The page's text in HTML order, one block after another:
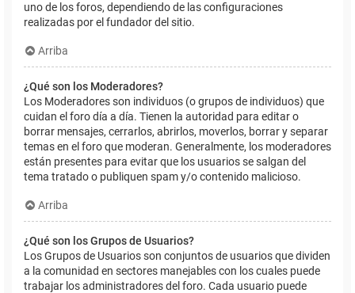
uno de los foros, dependiendo de las configuraciones
realizadas por el fundador del sitio.
Arriba
¿Qué son los Moderadores?
Los Moderadores son individuos (o grupos de individuos) que
cuidan el foro día a día. Tienen la autoridad para editar o
borrar mensajes, cerrarlos, abrirlos, moverlos, borrar y separar
temas en el foro que moderan. Generalmente, los moderadores
están presentes para evitar que los usuarios se salgan del
tema tratado o publiquen spam y/o contenido malicioso.
Arriba
¿Qué son los Grupos de Usuarios?
Los Grupos de Usuarios son conjuntos de usuarios que dividen
a la comunidad en sectores manejables con los cuales puede
trabajar los administradores del foro. Cada usuario puede